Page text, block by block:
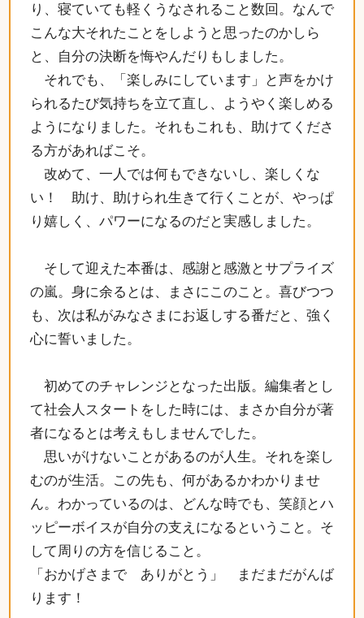
り、寝ていても軽くうなされること数回。なんで
こんな大それたことをしようと思ったのかしら
と、自分の決断を悔やんだりもしました。
それでも、「楽しみにしています」と声をかけ
られるたび気持ちを立て直し、ようやく楽しめる
ようになりました。それもこれも、助けてくださ
る方があればこそ。
改めて、一人では何もできないし、楽しくな
い！ 助け、助けられ生きて行くことが、やっぱ
り嬉しく、パワーになるのだと実感しました。
そして迎えた本番は、感謝と感激とサプライズ
の嵐。身に余るとは、まさにこのこと。喜びつつ
も、次は私がみなさまにお返しする番だと、強く
心に誓いました。
初めてのチャレンジとなった出版。編集者とし
て社会人スタートをした時には、まさか自分が著
者になるとは考えもしませんでした。
思いがけないことがあるのが人生。それを楽し
むのが生活。この先も、何があるかわかりませ
ん。わかっているのは、どんな時でも、笑顔とハ
ッピーボイスが自分の支えになるということ。そ
して周りの方を信じること。
「おかげさまで ありがとう」 まだまだがんば
ります！